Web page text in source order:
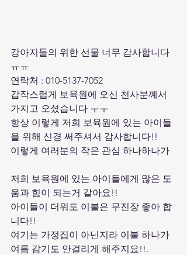
강아지들의 위한 선물 너무 감사합니다
ㅠㅠ
연락처 : 010-5137-7052
갑작스럽게 보육원에 오신 천사분꼐서
가지고 오셨습니다 ㅜㅜ
항상 이렇게 저희 보육원에 있는 아이들
을 위해 신경 써주셔서 감사합니다!!
이렇게 여러분의 작은 관심 하나하나가
저희 보육원에 있는 아이들에게 많은 도
움과 힘이 되는거 같아요!!
아이들이 더워도 이불은 무진장 좋아 합
니다!!
여기는 가정집이 아닌지라 이불 하나가
여름 감기도 안걸리게 해주지요!!.